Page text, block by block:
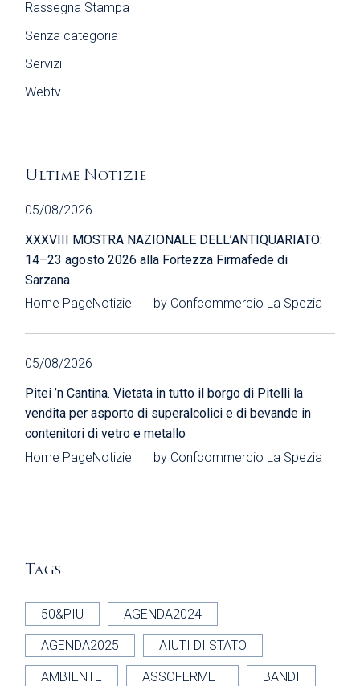
Rassegna Stampa
Senza categoria
Servizi
Webtv
Ultime Notizie
05/08/2026
XXXVIII MOSTRA NAZIONALE DELL’ANTIQUARIATO:
14–23 agosto 2026 alla Fortezza Firmafede di
Sarzana
Home PageNotizie by Confcommercio La Spezia
05/08/2026
Pitei ’n Cantina. Vietata in tutto il borgo di Pitelli la
vendita per asporto di superalcolici e di bevande in
contenitori di vetro e metallo
Home PageNotizie by Confcommercio La Spezia
Tags
50&PIU AGENDA2024
AGENDA2025 AIUTI DI STATO
AMBIENTE ASSOFERMET BANDI